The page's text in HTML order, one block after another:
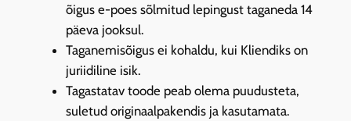
õigus e-poes sõlmitud lepingust taganeda 14
päeva jooksul.
Taganemisõigus ei kohaldu, kui Kliendiks on
juriidiline isik.
Tagastatav toode peab olema puudusteta,
suletud originaalpakendis ja kasutamata.